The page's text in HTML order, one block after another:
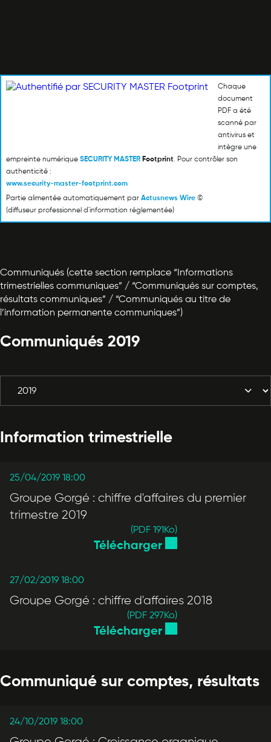
Chaque
document
PDF a été
scanné par
antivirus et
intègre une
empreinte numérique SECURITY MASTER Footprint. Pour contrôler son
authenticité :
www.security-master-footprint.com
Partie alimentée automatiquement par Actusnews Wire ©
(diffuseur professionnel d'information réglementée)
Communiqués (cette section remplace “Informations
trimestrielles communiques” / “Communiqués sur comptes,
résultats communiques” / “Communiqués au titre de
l’information permanente communiques”)
Communiqués 2019
Information trimestrielle
25/04/2019 18:00
Groupe Gorgé : chiffre d'affaires du premier
trimestre 2019
(PDF 191 Ko)
Télécharger
27/02/2019 18:00
Groupe Gorgé : chiffre d'affaires 2018
(PDF 297Ko)
Télécharger
Communiqué sur comptes, résultats
24/10/2019 18:00